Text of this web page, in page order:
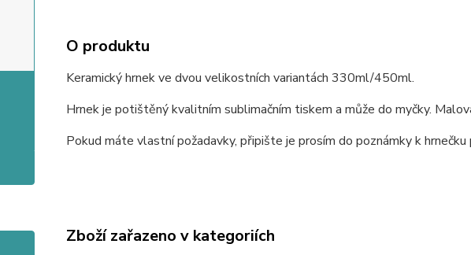
O produktu
Keramický hrnek ve dvou velikostních variantách 330ml/450ml.
Hrnek je potištěný kvalitním sublimačním tiskem a může do myčky.
Pokud máte vlastní požadavky, připište je prosím do poznámky k
Zboží zařazeno v kategoriích